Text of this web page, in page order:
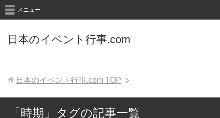
日本のイベント行事.com
メニュー
日本のイベント行事.com TOP
「時期」タグの記事一覧